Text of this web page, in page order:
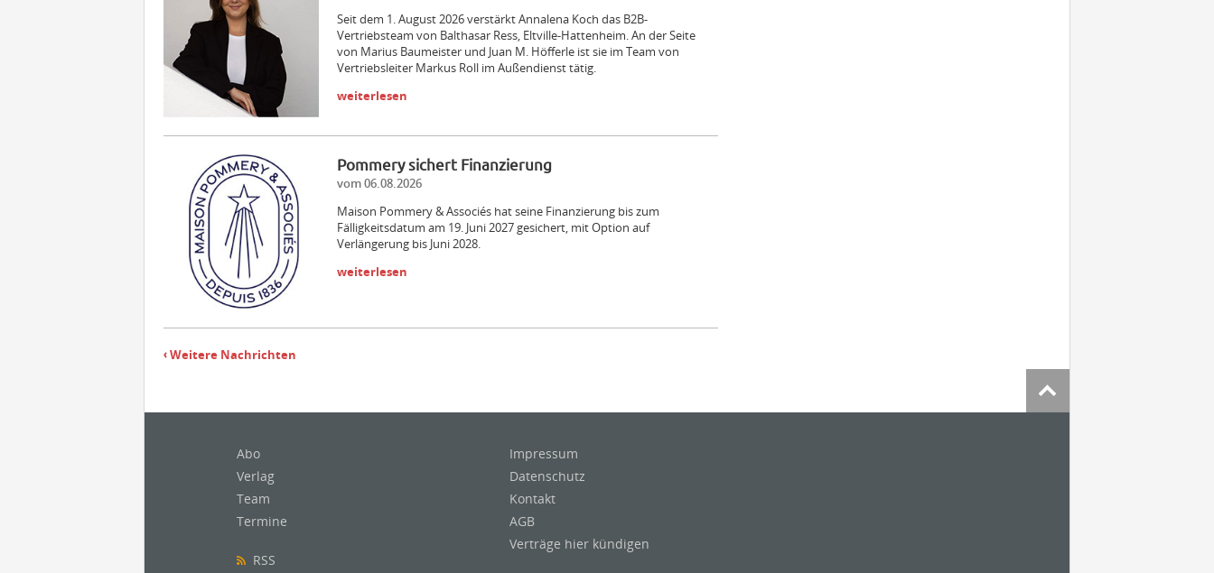
Seit dem 1. August 2026 verstärkt Annalena Koch das B2B-
Vertriebsteam von Balthasar Ress, Eltville-Hattenheim. An der Seite
von Marius Baumeister und Juan M. Höfferle ist sie im Team von
Vertriebsleiter Markus Roll im Außendienst tätig.
weiterlesen
Pommery sichert Finanzierung
vom 06.08.2026
Maison Pommery & Associés hat seine Finanzierung bis zum
Fälligkeitsdatum am 19. Juni 2027 gesichert, mit Option auf
Verlängerung bis Juni 2028.
weiterlesen
Weitere Nachrichten
Abo
Verlag
Team
Termine
RSS
Impressum
Datenschutz
Kontakt
AGB
Verträge hier kündigen